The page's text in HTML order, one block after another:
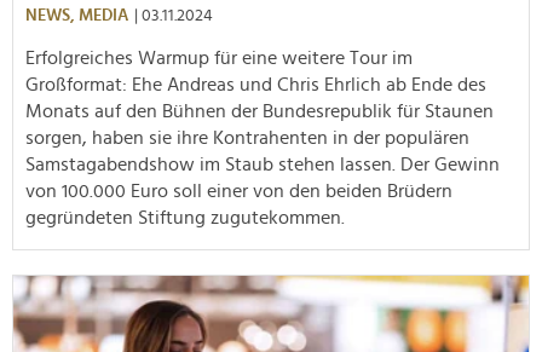
NEWS, MEDIA | 03.11.2024
Erfolgreiches Warmup für eine weitere Tour im
Großformat: Ehe Andreas und Chris Ehrlich ab Ende des
Monats auf den Bühnen der Bundesrepublik für Staunen
sorgen, haben sie ihre Kontrahenten in der populären
Samstagabendshow im Staub stehen lassen. Der Gewinn
von 100.000 Euro soll einer von den beiden Brüdern
gegründeten Stiftung zugutekommen.